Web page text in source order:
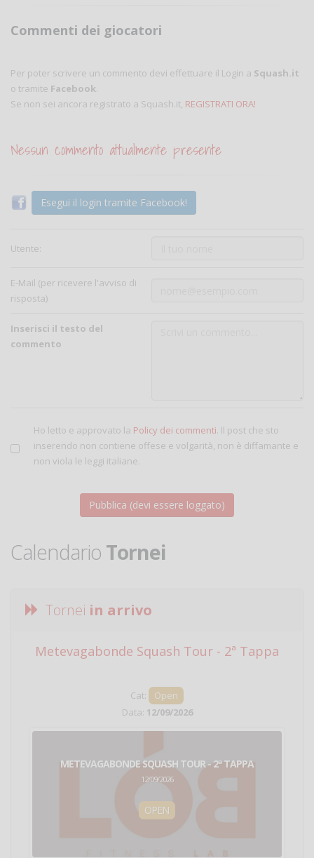
Commenti dei giocatori
Per poter scrivere un commento devi effettuare il Login a Squash.it
o tramite Facebook.
Se non sei ancora registrato a Squash.it, REGISTRATI ORA!
Nessun commento attualmente presente
Esegui il login tramite Facebook!
Utente:
E-Mail (per ricevere l'avviso di
risposta)
Inserisci il testo del
commento
Ho letto e approvato la Policy dei commenti. Il post che sto
inserendo non contiene offese e volgarità, non è diffamante e
non viola le leggi italiane.
Calendario Tornei
Tornei in arrivo
Metevagabonde Squash Tour - 2ª Tappa
Cat:
Open
Data: 12/09/2026
METEVAGABONDE SQUASH TOUR - 2ª TAPPA
12/09/2026
OPEN